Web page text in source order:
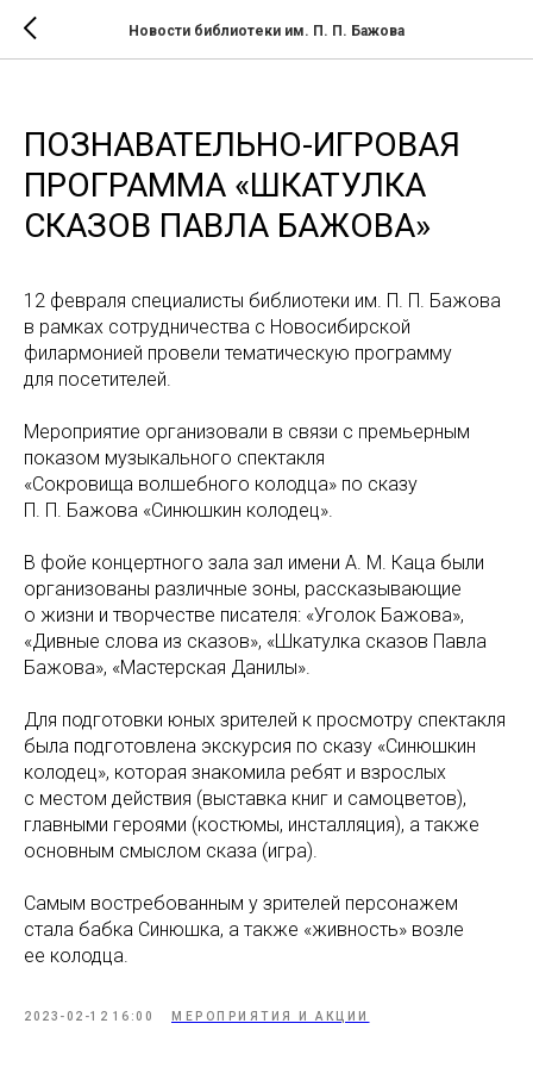
Новости библиотеки им. П. П. Бажова
ПОЗНАВАТЕЛЬНО-ИГРОВАЯ
ПРОГРАММА «ШКАТУЛКА
СКАЗОВ ПАВЛА БАЖОВА»
12 февраля специалисты библиотеки им. П. П. Бажова
в рамках сотрудничества с Новосибирской
филармонией провели тематическую программу
для посетителей.
Мероприятие организовали в связи с премьерным
показом музыкального спектакля
«Сокровища волшебного колодца» по сказу
П. П. Бажова «Синюшкин колодец».
В фойе концертного зала зал имени А. М. Каца были
организованы различные зоны, рассказывающие
о жизни и творчестве писателя: «Уголок Бажова»,
«Дивные слова из сказов», «Шкатулка сказов Павла
Бажова», «Мастерская Данилы».
Для подготовки юных зрителей к просмотру спектакля
была подготовлена экскурсия по сказу «Синюшкин
колодец», которая знакомила ребят и взрослых
с местом действия (выставка книг и самоцветов),
главными героями (костюмы, инсталляция), а также
основным смыслом сказа (игра).
Самым востребованным у зрителей персонажем
стала бабка Синюшка, а также «живность» возле
ее колодца.
2023-02-12 16:00 МЕРОПРИЯТИЯ И АКЦИИ